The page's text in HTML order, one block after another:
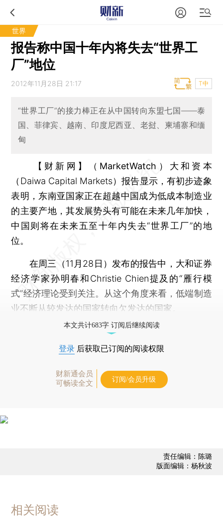
世界
报告称中国十年内将失去“世界工
厂”地位
2012年11月28日 21:17 T中
“世界工厂”的接力棒正在从中国转向东盟七国——泰
国、菲律宾、越南、印度尼西亚、老挝、柬埔寨和缅
甸
【财新网】（MarketWatch） 大和资本
（Daiwa Capital Markets）报告显示，有初步迹象
表明，东南亚国家正在超越中国成为低成本制造业
的主要产地，其发展势头有可能在未来几年加快，
中国则将在未来五至十年内失去“世界工厂”的地
位。
在周三（11月28日）发布的报告中，大和证券
经济学家孙明春和Christie Chien提及的“雁行模
式”经济理论受到关注。从这个角度来看，低端制造
业不断从较发达的国家转向欠发达的国家。
本文共计683字 订阅后继续阅读
登录 后获取已订阅的阅读权限
财新通会员
可畅读全文
订阅/会员升级
责任编辑：陈璐
版面编辑：杨秋波
相关阅读